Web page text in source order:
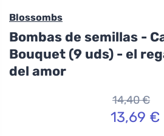
Blossombs
Bombas de semillas -
Bouquet (9 uds) - el
del amor
14,40 €
13,69 €